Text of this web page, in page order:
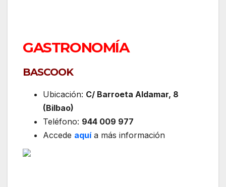
GASTRONOMÍA
BASCOOK
Ubicación: C/ Barroeta Aldamar, 8
(Bilbao)
Teléfono: 944 009 977
Accede aquí a más información